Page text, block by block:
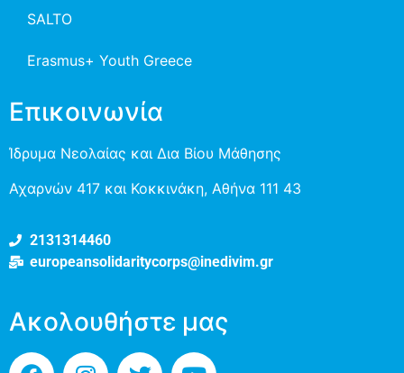
SALTO
Erasmus+ Youth Greece
Επικοινωνία
Ίδρυμα Νεολαίας και Δια Βίου Μάθησης
Αχαρνών 417 και Κοκκινάκη, Αθήνα 111 43
2131314460
europeansolidaritycorps@inedivim.gr
Ακολουθήστε μας